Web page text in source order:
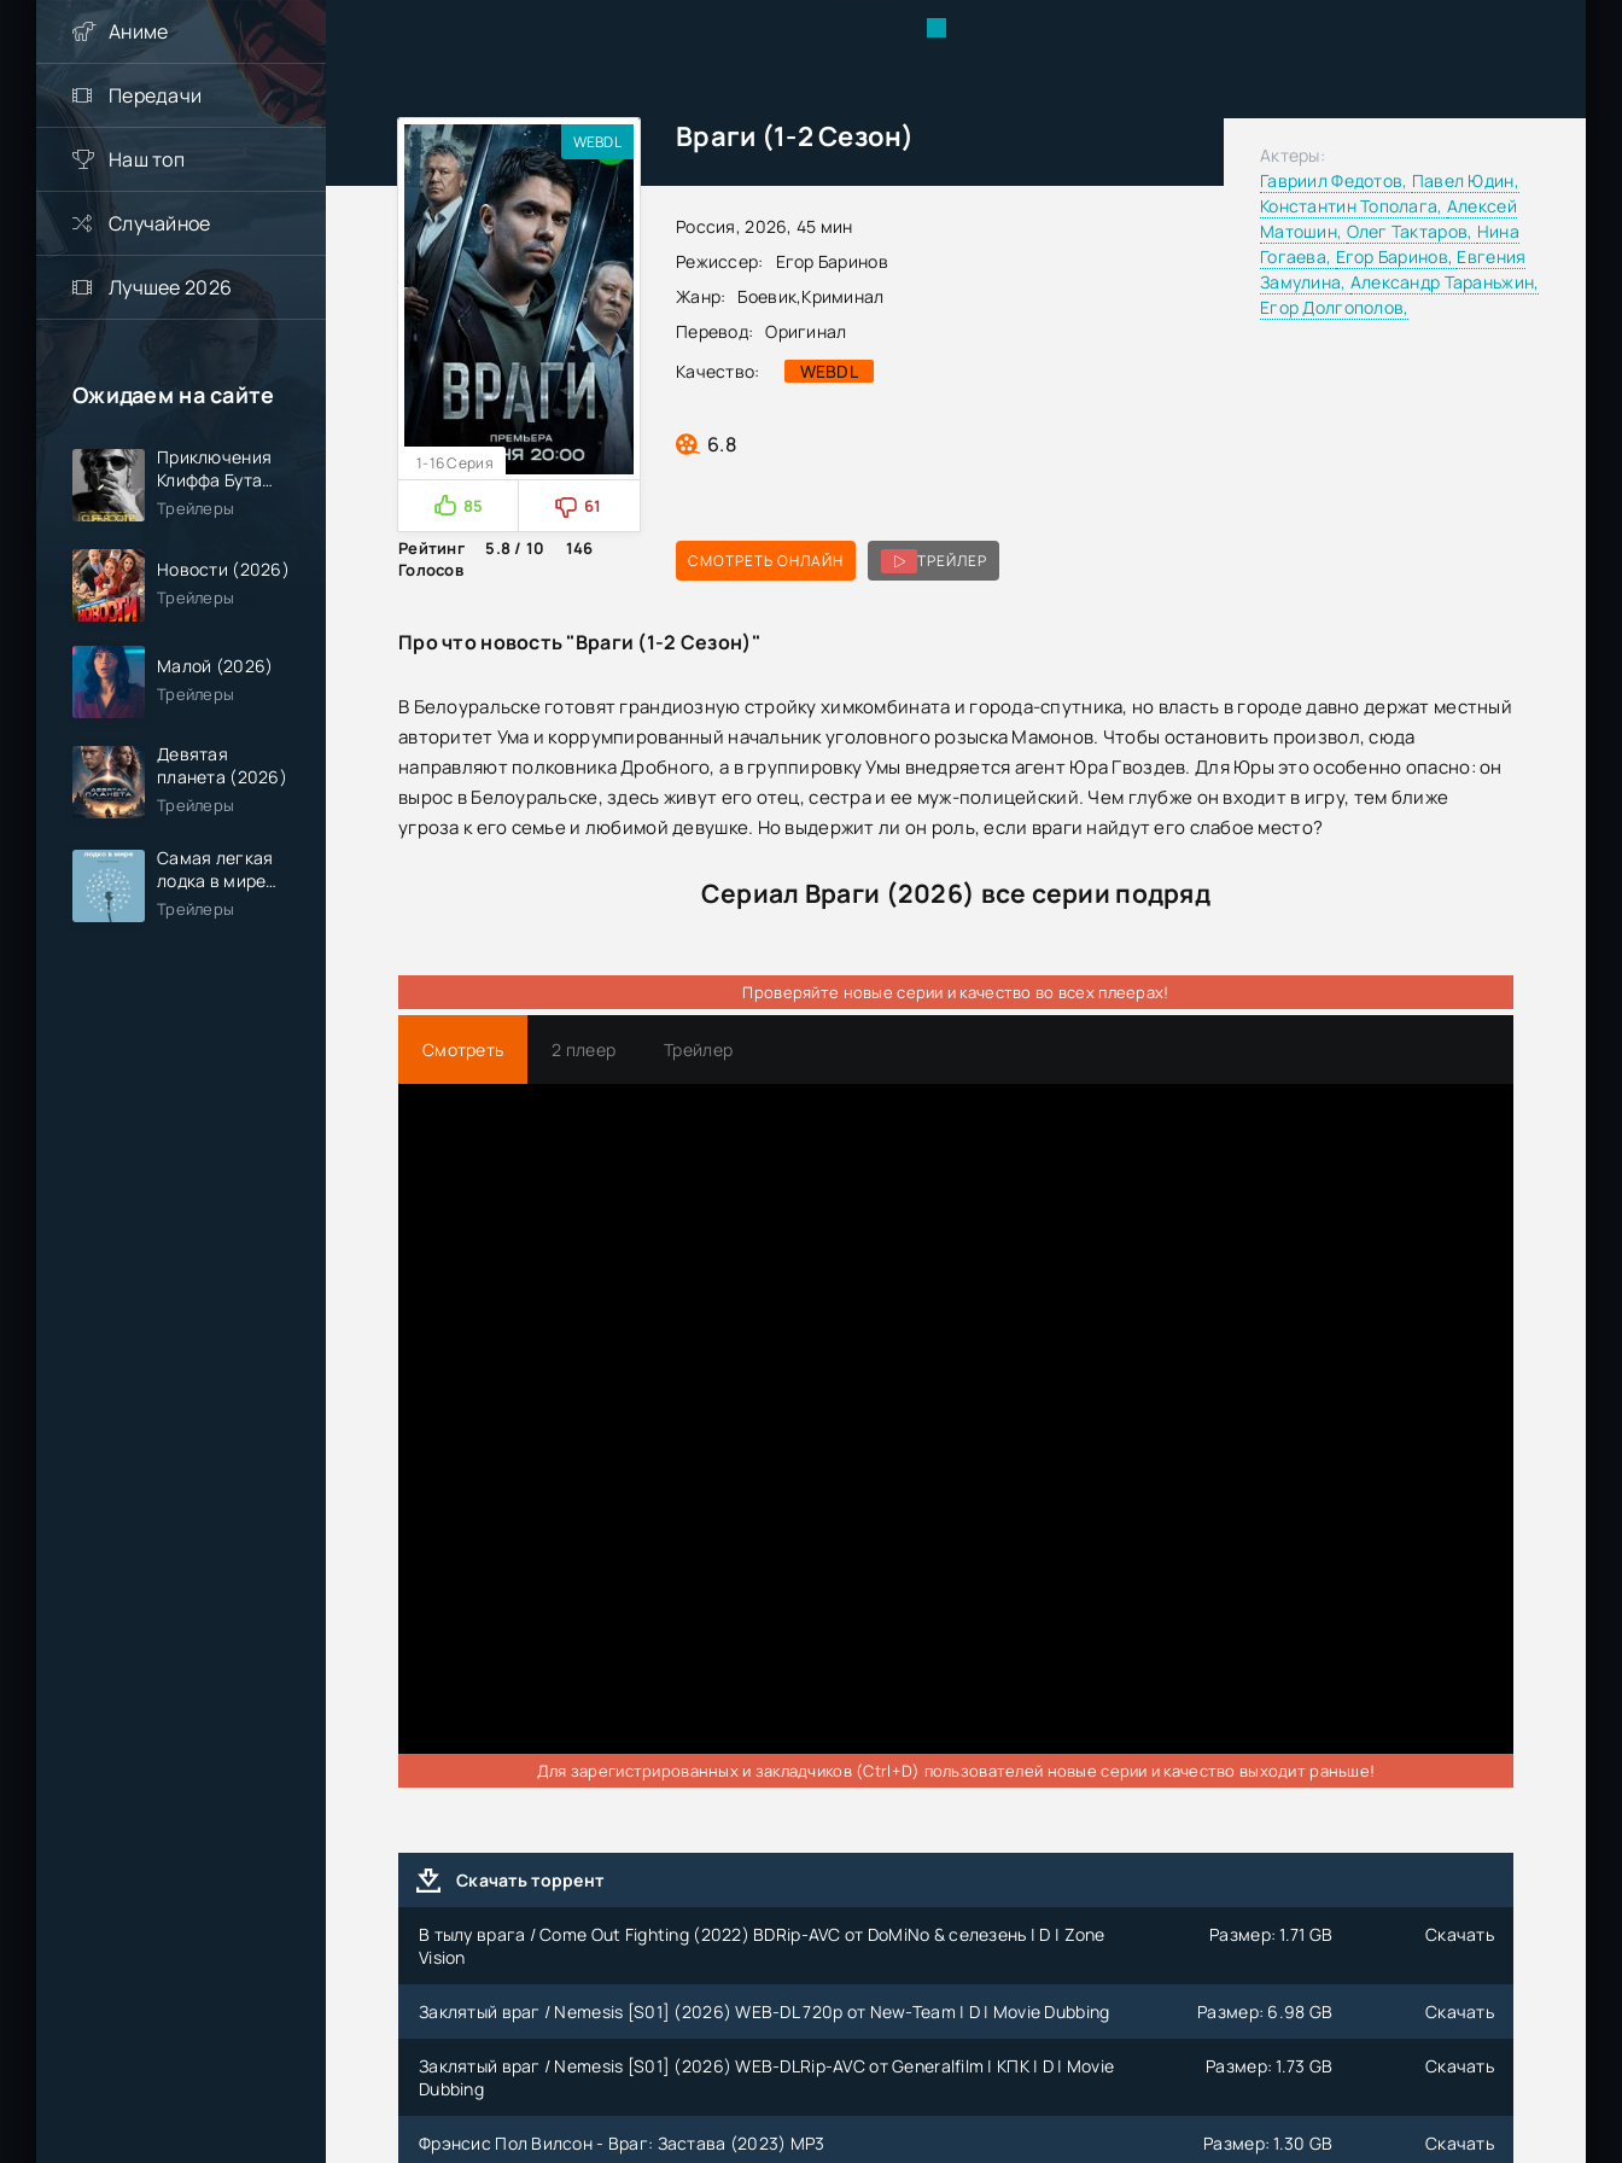
Аниме
Передачи
Наш топ
Случайное
Лучшее 2026
Ожидаем на сайте
Приключения
Клиффа Бута
(2026)
Трейлеры
Новости (2026)
Трейлеры
Малой (2026)
Трейлеры
Девятая
планета (2026)
Трейлеры
Самая легкая
лодка в мире
(2026)
Трейлеры
Враги (1-2 Сезон)
Россия, 2026, 45 мин
Режиссер:
Егор Баринов
Жанр:
Боевик,Криминал
Перевод: Оригинал
Качество:
WEBDL
6.8
WEBDL
1-16 Серия
85
61
Рейтинг
5.8 / 10
146
Голосов
СМОТРЕТЬ ОНЛАЙН ТРЕЙЛЕР
Актеры:
Гавриил Федотов, Павел Юдин,
Константин Тополага, Алексей
Матошин, Олег Тактаров, Нина
Гогаева, Егор Баринов, Евгения
Замулина, Александр Тараньжин,
Егор Долгополов,
Про что новость "Враги (1-2 Сезон)"
В Белоуральске готовят грандиозную стройку химкомбината и города-спутника, но власть в городе давно держат местный
авторитет Ума и коррумпированный начальник уголовного розыска Мамонов. Чтобы остановить произвол, сюда
направляют полковника Дробного, а в группировку Умы внедряется агент Юра Гвоздев. Для Юры это особенно опасно: он
вырос в Белоуральске, здесь живут его отец, сестра и ее муж-полицейский. Чем глубже он входит в игру, тем ближе
угроза к его семье и любимой девушке. Но выдержит ли он роль, если враги найдут его слабое место?
Сериал Враги (2026) все серии подряд
Проверяйте новые серии и качество во всех плеерах!
Смотреть 2 плеер Трейлер
Для зарегистрированных и закладчиков (Ctrl+D) пользователей новые серии и качество выходит раньше!
Скачать торрент
В тылу врага / Come Out Fighting (2022) BDRip-AVC от DoMiNo & селезень | D | Zone
Vision
Размер: 1.71 GB Скачать
Заклятый враг / Nemesis [S01] (2026) WEB-DL 720p от New-Team | D | Movie Dubbing Размер: 6.98 GB Скачать
Заклятый враг / Nemesis [S01] (2026) WEB-DLRip-AVC от Generalfilm | КПК | D | Movie
Dubbing
Размер: 1.73 GB Скачать
Фрэнсис Пол Вилсон - Враг: Застава (2023) MP3 Размер: 1.30 GB Скачать